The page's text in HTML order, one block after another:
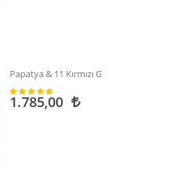
Papatya & 11 Kırmızı Gül
1.785,00